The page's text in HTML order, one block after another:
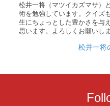
松井一将（マツイカズマサ）
術を勉強しています。クイズ
生にちょっとした豊かさを与
思います。よろしくお願いし
松井一将